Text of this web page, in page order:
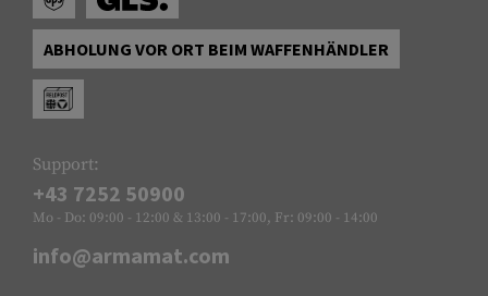
ABHOLUNG VOR ORT BEIM WAFFENHÄNDLER
Support:
+43 7252 50900
Mo - Do: 09:00 - 12:00 & 13:00 - 17:00, Fr: 09:00 - 14:00
info@armamat.com